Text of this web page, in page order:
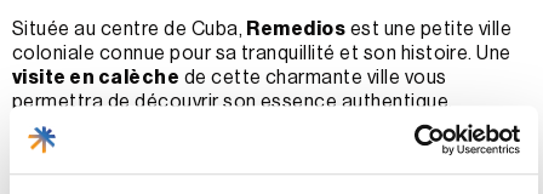
Située au centre de Cuba, Remedios est une petite ville
coloniale connue pour sa tranquillité et son histoire. Une
visite en calèche de cette charmante ville vous
permettra de découvrir son essence authentique.
C’est un petit village très pittoresque. Il ne vous faudra